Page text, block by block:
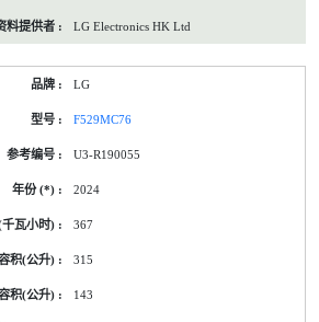
LG Electronics HK Ltd
LG
F529MC76
U3-R190055
2024
367
315
143